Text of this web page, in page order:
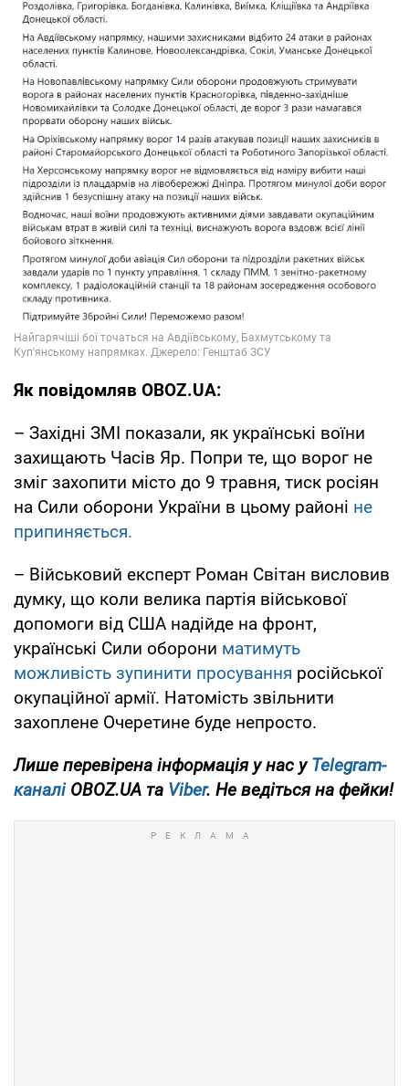
Як повідомляв OBOZ.UA:
– Західні ЗМІ показали, як українські воїни
захищають Часів Яр. Попри те, що ворог не
зміг захопити місто до 9 травня, тиск росіян
на Сили оборони України в цьому районі не
припиняється.
– Військовий експерт Роман Світан висловив
думку, що коли велика партія військової
допомоги від США надійде на фронт,
українські Сили оборони матимуть
можливість зупинити просування російської
окупаційної армії. Натомість звільнити
захоплене Очеретине буде непросто.
Лише перевірена інформація у нас уTelegram-
каналіOBOZ.UA та Viber. Не ведіться на фейки!